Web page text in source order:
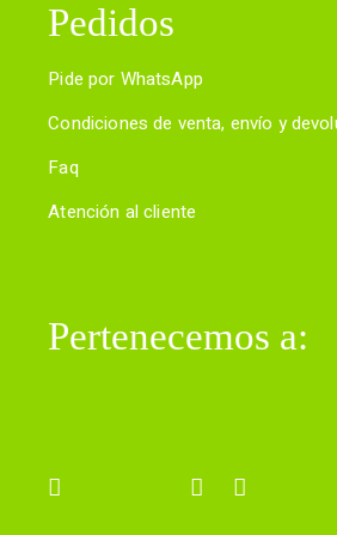
Pedidos
Pide por WhatsApp
Condiciones de venta, envío y
Faq
Atención al cliente
Pertenecemos a: